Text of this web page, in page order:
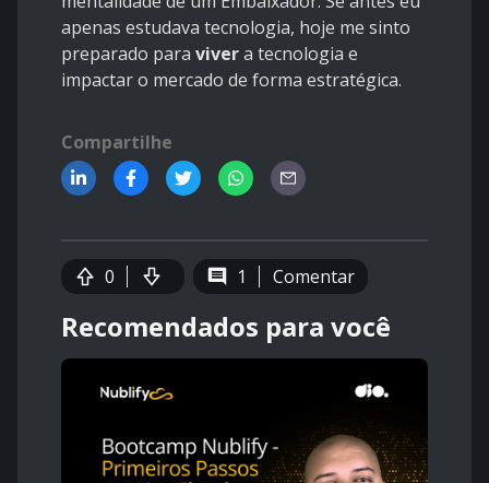
apenas estudava tecnologia, hoje me sinto
preparado para vivera tecnologia e
impactar o mercado de forma estratégica.
Compartilhe
0 1 Comentar
Recomendados para você